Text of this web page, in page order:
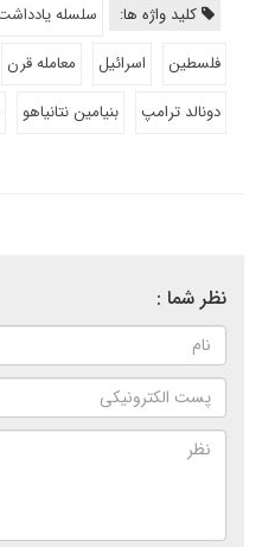
کلید واژه ها:
سلسله
فلسطین
اسرائیل معامله قرن
دونالد ترامپ
بنیامین نتانیاهو
نظر شما :